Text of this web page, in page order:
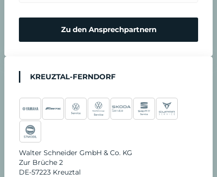
Zu den Ansprechpartnern
KREUZTAL-FERNDORF
Walter Schneider GmbH & Co. KG
Zur Brüche 2
DE-57223 Kreuztal